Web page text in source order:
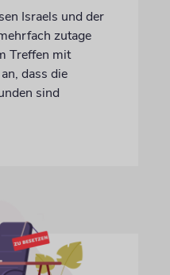
Israels und der
zutage
Treffen mit
dass die
sind